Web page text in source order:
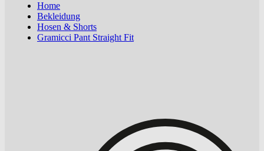
Home
Bekleidung
Hosen & Shorts
Gramicci Pant Straight Fit